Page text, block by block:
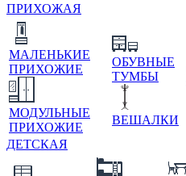
ПРИХОЖАЯ
МАЛЕНЬКИЕ
ПРИХОЖИЕ
МОДУЛЬНЫЕ
ПРИХОЖИЕ
ОБУВНЫЕ
ТУМБЫ
ВЕШАЛКИ
ДЕТСКАЯ